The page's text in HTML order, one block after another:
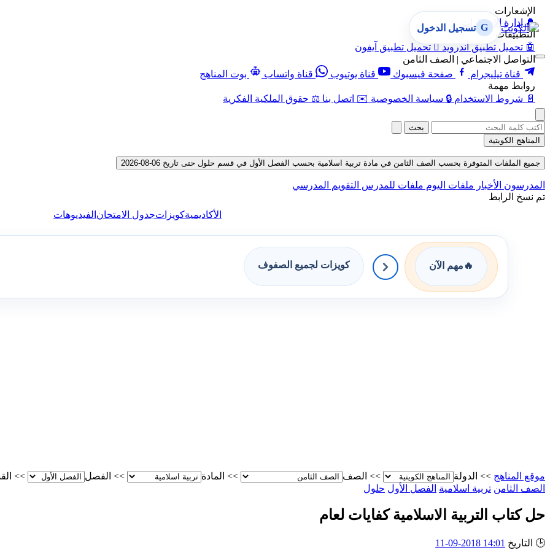
الإشعارات
🔔 إدارة الإشعارات
التطبيقات
🤖 تحميل تطبيق أندرويد  تحميل تطبيق آيفون
التواصل الاجتماعي | الصف الثامن
قناة تيليجرام
صفحة فيسبوك قناة يوتيوب قناة واتساب
بوت المناهج
روابط مهمة
📄 شروط الاستخدام 🔒 سياسة الخصوصية ✉️ اتصل بنا ⚖️ حقوق الملكية الفكرية
G تسجيل الدخول
بحث
المناهج الكويتية
جميع الملفات المتوفرة بحسب الصف الثامن في مادة تربية اسلامية بحسب الفصل الأول في قسم حلول حتى تاريخ 06-08-2026
المدرسون الأخبار ملفات اليوم ملفات للمدرس التقويم المدرسي
تم نسخ الرابط
الأكاديميةكويزاتجدول الامتحان الفيديوهات
🔥 مهم الآن كويزات لجميع الصفوف
موقع المناهج >> الدولة >> الصف >> المادة >> الفصل >>
الصف الثامن تربية اسلامية الفصل الأول حلول
حل كتاب التربية الاسلامية كفايات لعام
🕒 التاريخ 14:01 2018-09-11